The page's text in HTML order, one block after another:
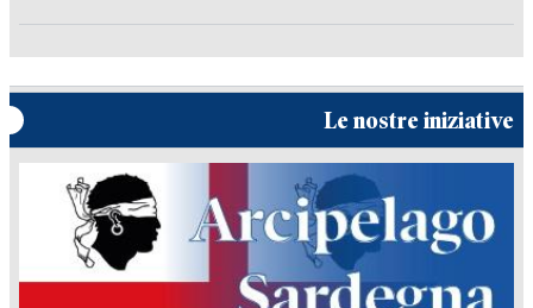
Le nostre iniziative